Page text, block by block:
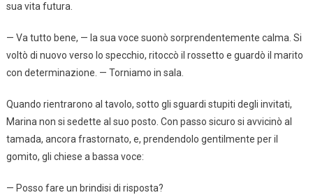
sua vita futura.
— Va tutto bene, — la sua voce suonò sorprendentemente calma. Si
voltò di nuovo verso lo specchio, ritoccò il rossetto e guardò il marito
con determinazione. — Torniamo in sala.
Quando rientrarono al tavolo, sotto gli sguardi stupiti degli invitati,
Marina non si sedette al suo posto. Con passo sicuro si avvicinò al
tamada, ancora frastornato, e, prendendolo gentilmente per il
gomito, gli chiese a bassa voce:
— Posso fare un brindisi di risposta?